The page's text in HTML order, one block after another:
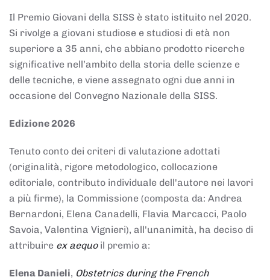
Il Premio Giovani della SISS è stato istituito nel 2020.
Si rivolge a giovani studiose e studiosi di età non
superiore a 35 anni, che abbiano prodotto ricerche
significative nell’ambito della storia delle scienze e
delle tecniche, e viene assegnato ogni due anni in
occasione del Convegno Nazionale della SISS.
Edizione 2026
Tenuto conto dei criteri di valutazione adottati
(originalità, rigore metodologico, collocazione
editoriale, contributo individuale dell'autore nei lavori
a più firme), la Commissione (composta da: Andrea
Bernardoni, Elena Canadelli, Flavia Marcacci, Paolo
Savoia, Valentina Vignieri), all'unanimità, ha deciso di
attribuire ex aequoil premio a:
Elena Danieli, Obstetrics during the French